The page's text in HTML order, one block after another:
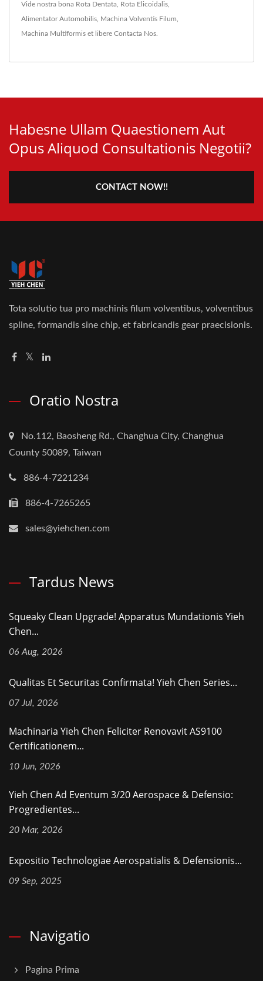
Vide nostra bona Rota Dentata Rota Elicoidalis
Alimentator Automobilis Machina Volventis Filum
Machina Multiformis et libere Contacta Nos
Habesne Ullam Quaestionem Aut
Opus Aliquod Consultationis Negotii?
CONTACT NOW!!
Tota solutio tua pro machinis filum volventibus, volventibus
spline, formandis sine chip, et fabricandis gear praecisionis.
Oratio Nostra
No.112, Baosheng Rd., Changhua City, Changhua
County 50089, Taiwan
886-4-7221234
886-4-7265265
sales@yiehchen.com
Tardus News
Squeaky Clean Upgrade! Apparatus Mundationis Yieh
Chen...
06 Aug, 2026
Qualitas Et Securitas Confirmata! Yieh Chen Series...
07 Jul, 2026
Machinaria Yieh Chen Feliciter Renovavit AS9100
Certificationem...
10 Jun, 2026
Yieh Chen Ad Eventum 3/20 Aerospace & Defensio:
Progredientes...
20 Mar, 2026
Expositio Technologiae Aerospatialis & Defensionis...
09 Sep, 2025
Navigatio
Pagina Prima